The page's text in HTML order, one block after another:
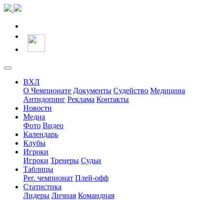
ВХЛ
О Чемпионате Документы Судейство Медицина
Антидопинг Реклама Контакты
Новости
Медиа
Фото Видео
Календарь
Клубы
Игроки
Игроки Тренеры Судьи
Таблицы
Рег. чемпионат Плей-офф
Статистика
Лидеры Личная Командная